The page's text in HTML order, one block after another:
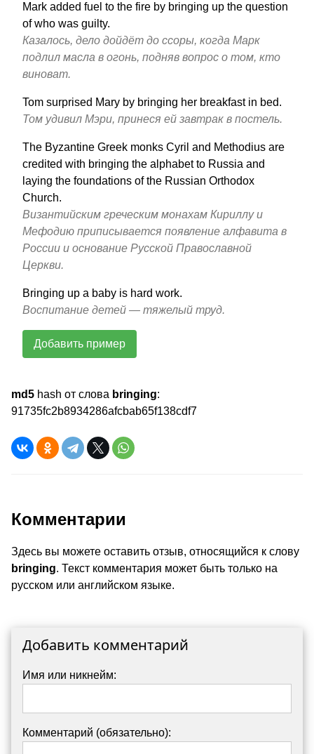
Mark added fuel to the fire by bringing up the question
of who was guilty.
Казалось, дело дойдёт до ссоры, когда Марк
подлил масла в огонь, подняв вопрос о том, кто
виноват.
Tom surprised Mary by bringing her breakfast in bed.
Том удивил Мэри, принеся ей завтрак в постель.
The Byzantine Greek monks Cyril and Methodius are
credited with bringing the alphabet to Russia and
laying the foundations of the Russian Orthodox
Church.
Византийским греческим монахам Кириллу и
Мефодию приписывается появление алфавита в
России и основание Русской Православной
Церкви.
Bringing up a baby is hard work.
Воспитание детей — тяжелый труд.
Добавить пример
md5 hash от слова bringing:
91735fc2b8934286afcbab65f138cdf7
Комментарии
Здесь вы можете оставить отзыв, относящийся к слову
bringing. Текст комментария может быть только на
русском или английском языке.
Добавить комментарий
Имя или никнейм:
Комментарий (обязательно):